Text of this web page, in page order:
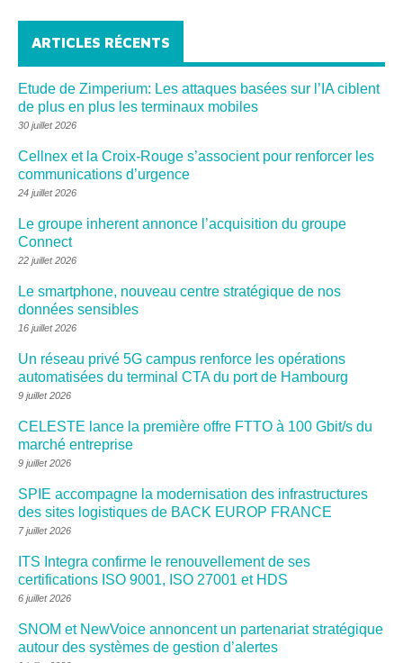
ARTICLES RÉCENTS
Etude de Zimperium: Les attaques basées sur l’IA ciblent
de plus en plus les terminaux mobiles
30 juillet 2026
Cellnex et la Croix-Rouge s’associent pour renforcer les
communications d’urgence
24 juillet 2026
Le groupe inherent annonce l’acquisition du groupe
Connect
22 juillet 2026
Le smartphone, nouveau centre stratégique de nos
données sensibles
16 juillet 2026
Un réseau privé 5G campus renforce les opérations
automatisées du terminal CTA du port de Hambourg
9 juillet 2026
CELESTE lance la première offre FTTO à 100 Gbit/s du
marché entreprise
9 juillet 2026
SPIE accompagne la modernisation des infrastructures
des sites logistiques de BACK EUROP FRANCE
7 juillet 2026
ITS Integra confirme le renouvellement de ses
certifications ISO 9001, ISO 27001 et HDS
6 juillet 2026
SNOM et NewVoice annoncent un partenariat stratégique
autour des systèmes de gestion d’alertes